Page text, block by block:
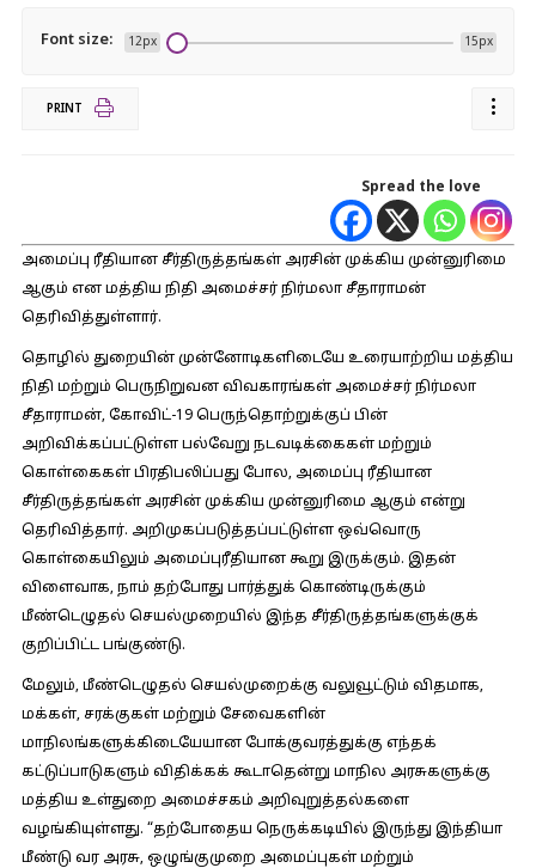
Font size: 12px 15px
PRINT
Spread the love
அமைப்பு ரீதியான சீர்திருத்தங்கள் அரசின் முக்கிய முன்னுரிமை
ஆகும் என மத்திய நிதி அமைச்சர் நிர்மலா சீதாராமன்
தெரிவித்துள்ளார்.
தொழில் துறையின் முன்னோடிகளிடையே உரையாற்றிய மத்திய
நிதி மற்றும் பெருநிறுவன விவகாரங்கள் அமைச்சர் நிர்மலா
சீதாராமன், கோவிட்-19 பெருந்தொற்றுக்குப் பின்
அறிவிக்கப்பட்டுள்ள பல்வேறு நடவடிக்கைகள் மற்றும்
கொள்கைகள் பிரதிபலிப்பது போல, அமைப்பு ரீதியான
சீர்திருத்தங்கள் அரசின் முக்கிய முன்னுரிமை ஆகும் என்று
தெரிவித்தார். அறிமுகப்படுத்தப்பட்டுள்ள ஒவ்வொரு
கொள்கையிலும் அமைப்புரீதியான கூறு இருக்கும். இதன்
விளைவாக, நாம் தற்போது பார்த்துக் கொண்டிருக்கும்
மீண்டெழுதல் செயல்முறையில் இந்த சீர்திருத்தங்களுக்குக்
குறிப்பிட்ட பங்குண்டு.
மேலும், மீண்டெழுதல் செயல்முறைக்கு வலுவூட்டும் விதமாக,
மக்கள், சரக்குகள் மற்றும் சேவைகளின்
மாநிலங்களுக்கிடையேயான போக்குவரத்துக்கு எந்தக்
கட்டுப்பாடுகளும் விதிக்கக் கூடாதென்று மாநில அரசுகளுக்கு
மத்திய உள்துறை அமைச்சகம் அறிவுறுத்தல்களை
வழங்கியுள்ளது. “தற்போதைய நெருக்கடியில் இருந்து இந்தியா
மீண்டு வர அரசு, ஒழுங்குமுறை அமைப்புகள் மற்றும்